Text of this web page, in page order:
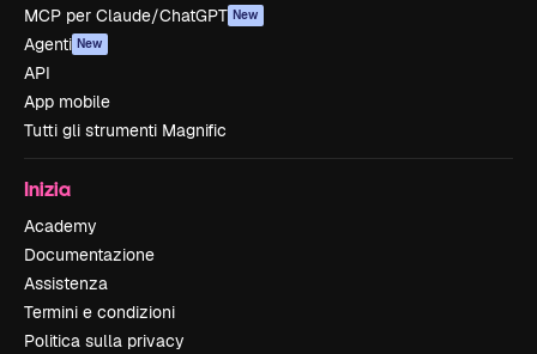
MCP per Claude/ChatGPT New
Agenti New
API
App mobile
Tutti gli strumenti Magnific
Inizia
Academy
Documentazione
Assistenza
Termini e condizioni
Politica sulla privacy